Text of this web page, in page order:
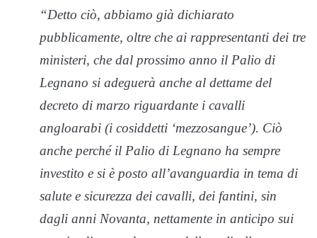
“Detto ciò, abbiamo già dichiarato
pubblicamente, oltre che ai rappresentanti dei tre
ministeri, che dal prossimo anno il Palio di
Legnano si adeguerà anche al dettame del
decreto di marzo riguardante i cavalli
angloarabi (i cosiddetti ‘mezzosangue’). Ciò
anche perché il Palio di Legnano ha sempre
investito e si è posto all’avanguardia in tema di
salute e sicurezza dei cavalli, dei fantini, sin
dagli anni Novanta, nettamente in anticipo sui